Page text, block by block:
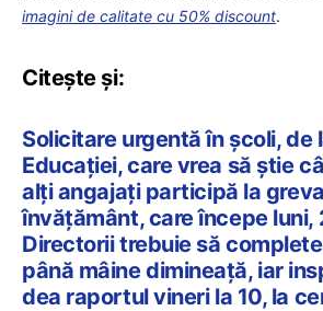
imagini de calitate cu 50% discount.
Citește și:
Solicitare urgentă în școli, de
Educației, care vrea să știe
alți angajați participă la
învățământ, care începe luni,
Directorii trebuie să
până mâine dimineață, iar
dea raportul vineri la 10, la